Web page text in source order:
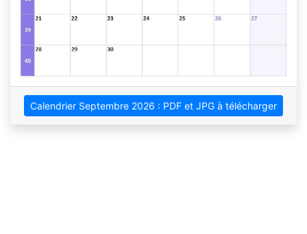
Calendrier Septembre 2026 : PDF et JPG à télécharger